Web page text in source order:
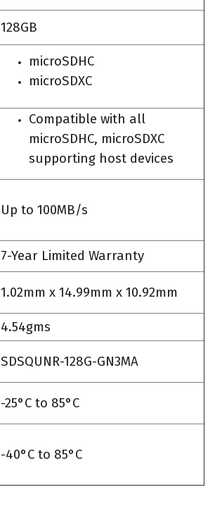
128GB
microSDHC
microSDXC
Compatible with all
microSDHC, microSDXC
supporting host devices
Up to 100MB/s
7-Year Limited Warranty
1.02mm x 14.99mm x 10.92mm
4.54gms
SDSQUNR-128G-GN3MA
-25°C to 85°C
-40°C to 85°C